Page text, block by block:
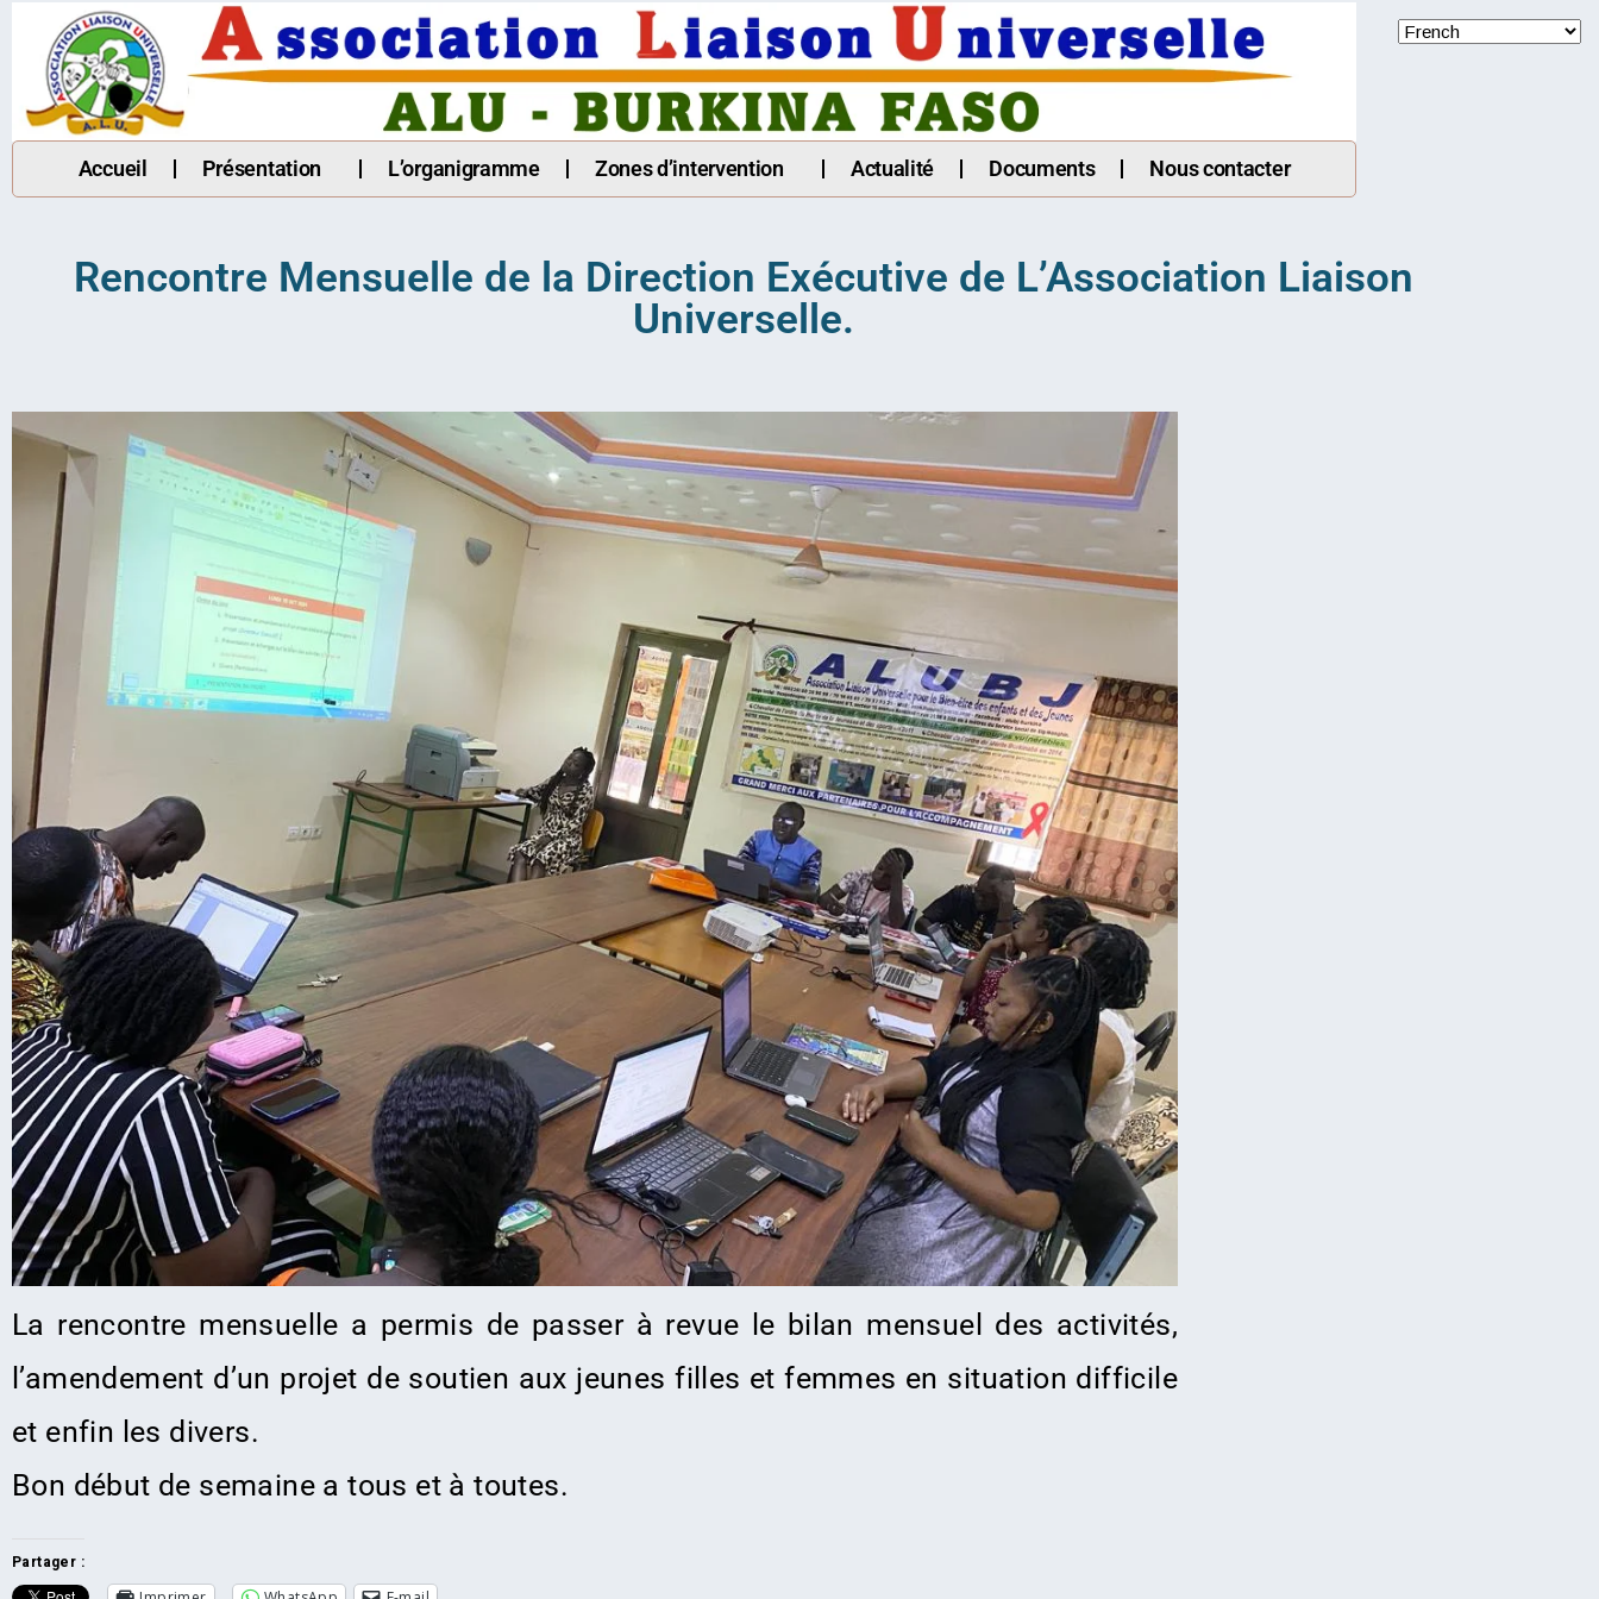
Accueil Présentation L’organigramme Zones d’intervention Actualité Documents Nous contacter
Rencontre Mensuelle de la Direction Exécutive de L’Association Liaison
Universelle.
La rencontre mensuelle a permis de passer à revue le bilan mensuel des activités,
l’amendement d’un projet de soutien aux jeunes filles et femmes en situation difficile
et enfin les divers.
Bon début de semaine a tous et à toutes.
Partager :